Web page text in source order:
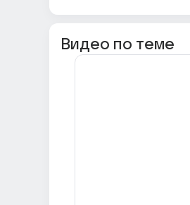
Видео по теме